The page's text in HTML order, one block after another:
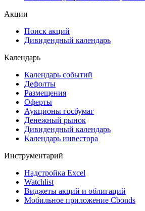
ESG
Самые популярные облигации на
Дивидендный календарь
Календарь
Календарь событий
Дефолты
Размещения
Оферты
Денежный рынок
Календарь инвестора
Инструментарий